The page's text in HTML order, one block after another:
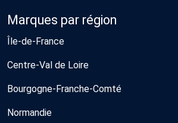
Marques par région
Île-de-France
Centre-Val de Loire
Bourgogne-Franche-Comté
Normandie